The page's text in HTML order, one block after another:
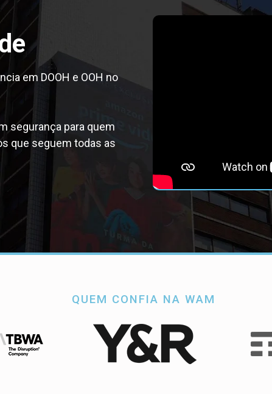
em DOOH e OOH no
segurança para quem
que seguem todas as
QUEM CONFIA NA WAM